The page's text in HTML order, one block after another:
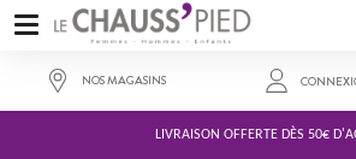
LIVRAISON OFFERTE DÈS 50€
NOS MAGASINS